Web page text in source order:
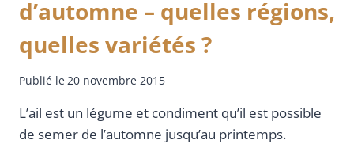
d’automne – quelles régions,
quelles variétés ?
Publié le 20 novembre 2015
L’ail est un légume et condiment qu’il est possible
de semer de l’automne jusqu’au printemps.